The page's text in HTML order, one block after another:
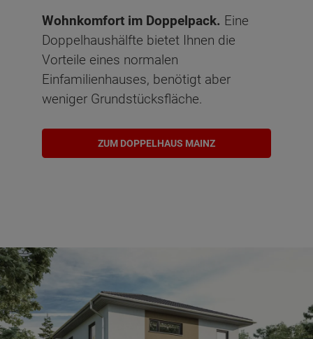
Wohnkomfort im Doppelpack. Eine
Doppelhaushälfte bietet Ihnen die
Vorteile eines normalen
Einfamilienhauses, benötigt aber
weniger Grundstücksfläche.
ZUM DOPPELHAUS MAINZ